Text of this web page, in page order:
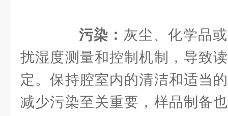
污染： 灰尘、化学品
扰湿度测量和控制机制，导致
定。保持腔室内的清洁和适当
减少污染至关重要，样品制备